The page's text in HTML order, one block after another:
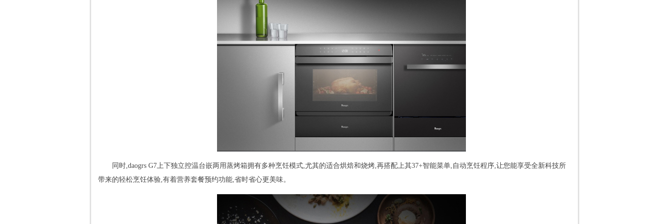
同时,daogrs G7上下独立控温台嵌两用蒸烤箱拥有多种烹饪模式,尤其的适合烘焙和烧烤,再搭配上其37+智能菜单,自动烹饪程序,让您能享受全新科技所
带来的轻松烹饪体验,有着营养套餐预约功能,省时省心更美味。